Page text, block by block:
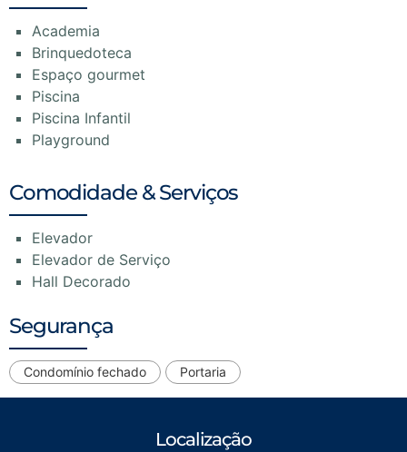
Academia
Brinquedoteca
Espaço gourmet
Piscina
Piscina Infantil
Playground
Comodidade & Serviços
Elevador
Elevador de Serviço
Hall Decorado
Segurança
Condomínio fechado Portaria
Localização